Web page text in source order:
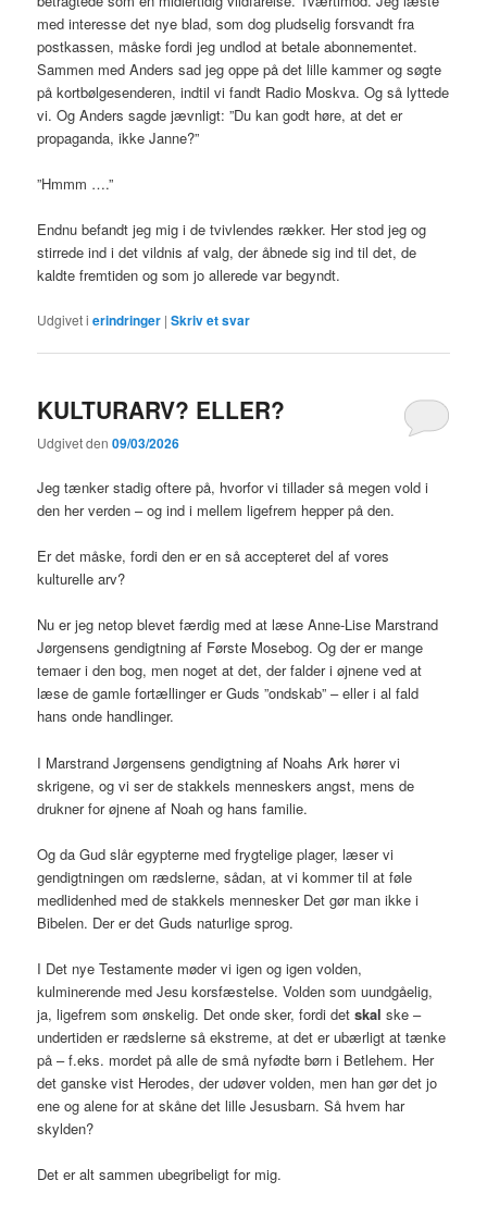
med interesse det nye blad, som dog pludselig forsvandt fra
postkassen, måske fordi jeg undlod at betale abonnementet.
Sammen med Anders sad jeg oppe på det lille kammer og søgte
på kortbølgesenderen, indtil vi fandt Radio Moskva. Og så lyttede
vi. Og Anders sagde jævnligt: ”Du kan godt høre, at det er
propaganda, ikke Janne?”
”Hmmm ….”
Endnu befandt jeg mig i de tvivlendes rækker. Her stod jeg og
stirrede ind i det vildnis af valg, der åbnede sig ind til det, de
kaldte fremtiden og som jo allerede var begyndt.
Udgivet i erindringer |Skriv et svar
KULTURARV? ELLER?
Udgivet den09/03/2026
Jeg tænker stadig oftere på, hvorfor vi tillader så megen vold i
den her verden – og ind i mellem ligefrem hepper på den.
Er det måske, fordi den er en så accepteret del af vores
kulturelle arv?
Nu er jeg netop blevet færdig med at læse Anne-Lise Marstrand
Jørgensens gendigtning af Første Mosebog. Og der er mange
temaer i den bog, men noget at det, der falder i øjnene ved at
læse de gamle fortællinger er Guds ”ondskab” – eller i al fald
hans onde handlinger.
I Marstrand Jørgensens gendigtning af Noahs Ark hører vi
skrigene, og vi ser de stakkels menneskers angst, mens de
drukner for øjnene af Noah og hans familie.
Og da Gud slår egypterne med frygtelige plager, læser vi
gendigtningen om rædslerne, sådan, at vi kommer til at føle
medlidenhed med de stakkels mennesker Det gør man ikke i
Bibelen. Der er det Guds naturlige sprog.
I Det nye Testamente møder vi igen og igen volden,
kulminerende med Jesu korsfæstelse. Volden som uundgåelig,
ja, ligefrem som ønskelig. Det onde sker, fordi detskalske –
undertiden er rædslerne så ekstreme, at det er ubærligt at tænke
på – f.eks. mordet på alle de små nyfødte børn i Betlehem. Her
det ganske vist Herodes, der udøver volden, men han gør det jo
ene og alene for at skåne det lille Jesusbarn. Så hvem har
skylden?
Det er alt sammen ubegribeligt for mig.